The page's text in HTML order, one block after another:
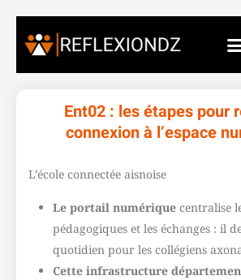
Ent02 : les étapes pour
connexion à l’espace
L’école connectée aisnoise
Le portail numérique centralise
pédagogiques et les échanges : il
quotidien pour les collégiens
Cette infrastructure